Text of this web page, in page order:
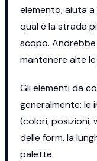
elemento, aiuta
qual è la strada
scopo.
mantenere alte
Gli elementi da
generalmente: le
(colori, posizioni,
delle form, la
palette.